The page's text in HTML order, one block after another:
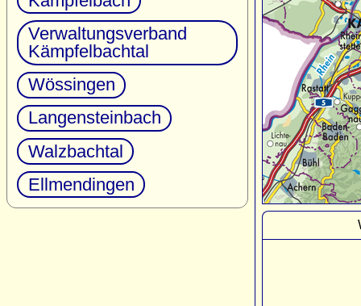
Verwaltungsverband
Kämpfelbachtal
Wössingen
Langensteinbach
Walzbachtal
Ellmendingen